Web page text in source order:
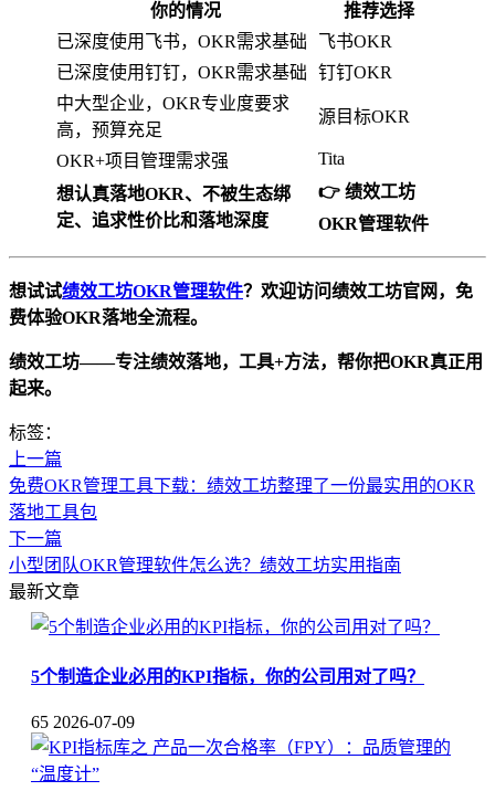
你的情况
推荐选择
已深度使用飞书，OKR需求基础
飞书OKR
已深度使用钉钉，OKR需求基础
钉钉OKR
中大型企业，OKR专业度要求
高，预算充足
源目标OKR
OKR+项目管理需求强
Tita
想认真落地OKR、不被生态绑
定、追求性价比和落地深度
👉 绩效工坊
OKR管理软件
想试试绩效工坊OKR管理软件？欢迎访问绩效工坊官网，免
费体验OKR落地全流程。
绩效工坊——专注绩效落地，工具+方法，帮你把OKR真正用
起来。
标签：
上一篇
免费OKR管理工具下载：绩效工坊整理了一份最实用的OKR
落地工具包
下一篇
小型团队OKR管理软件怎么选？绩效工坊实用指南
最新文章
5个制造企业必用的KPI指标，你的公司用对了吗？
65 2026-07-09